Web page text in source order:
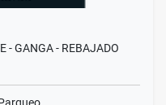
- GANGA - REBAJADO